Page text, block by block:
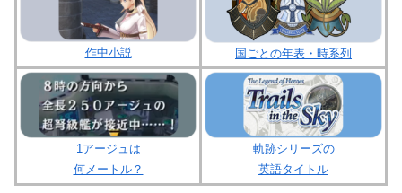
作中小説 国ごとの年表・時系列
1アージュは
何メートル？
軌跡シリーズの
英語タイトル